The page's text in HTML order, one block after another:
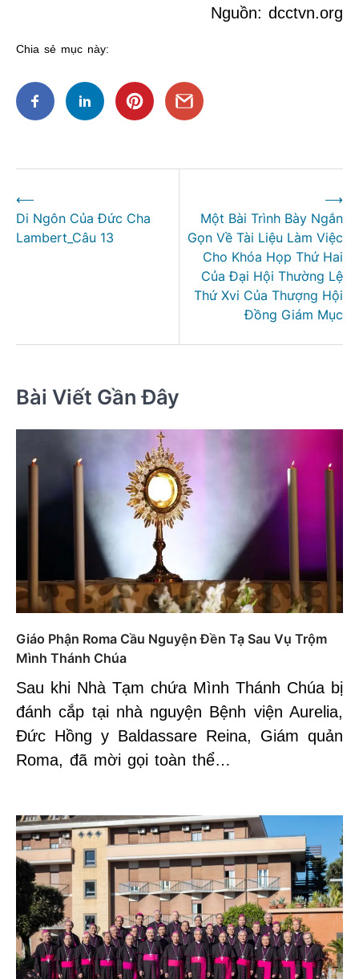
Nguồn: dcctvn.org
Chia sẻ mục này:
hướng
bài
⟵
Di Ngôn Của Đức Cha
Lambert_Câu 13
Một Bài Trình Bày Ngắn
Gọn Về Tài Liệu Làm Việc
Cho Khóa Họp Thứ Hai
Của Đại Hội Thường Lệ
Thứ Xvi Của Thượng Hội
Đồng Giám Mục
⟶
Bài Viết Gần Đây
Giáo Phận Roma Cầu Nguyện Đền Tạ Sau Vụ Trộm
Mình Thánh Chúa
Sau khi Nhà Tạm chứa Mình Thánh Chúa bị
đánh cắp tại nhà nguyện Bệnh viện Aurelia,
Đức Hồng y Baldassare Reina, Giám quản
Roma, đã mời gọi toàn thể…